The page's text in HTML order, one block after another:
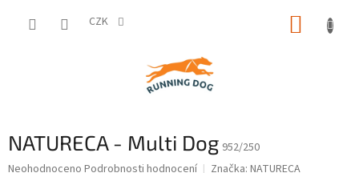
CZK
NATURECA - Multi Dog 952/250
Průměrné
Neohodnoceno Podrobnosti hodnocení Značka: NATURECA